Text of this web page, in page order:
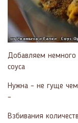
Добавляем
соуса
Нужна – не гуще
–
Взбивания